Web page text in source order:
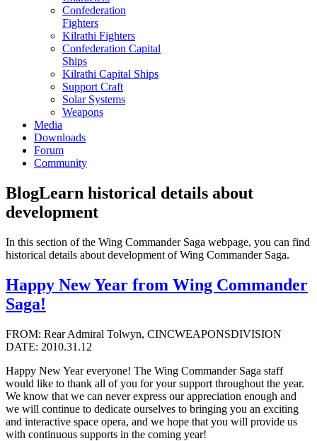
Confederation
Fighters
Kilrathi Fighters
Confederation Capital
Ships
Kilrathi Capital Ships
Support Craft
Solar Systems
Weapons
Media
Downloads
Forum
Community
BlogLearn historical details about
development
In this section of the Wing Commander Saga webpage, you can find
historical details about development of Wing Commander Saga.
Happy New Year from Wing Commander
Saga!
FROM: Rear Admiral Tolwyn, CINCWEAPONSDIVISION
DATE: 2010.31.12
Happy New Year everyone! The Wing Commander Saga staff
would like to thank all of you for your support throughout the year.
We know that we can never express our appreciation enough and
we will continue to dedicate ourselves to bringing you an exciting
and interactive space opera, and we hope that you will provide us
with continuous supports in the coming year!